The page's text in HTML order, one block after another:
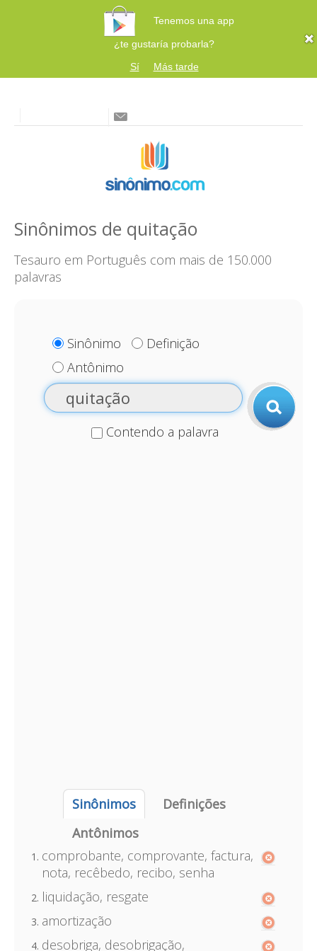
Tenemos una app
¿te gustaría probarla?
Sí
Más tarde
Sinônimos de quitação
Tesauro em Português com mais de 150.000
palavras
Sinônimo
Definição
Antônimo
Contendo a palavra
Sinônimos
Definições
Antônimos
comprobante, comprovante, factura,
nota, recêbedo, recibo, senha
liquidação, resgate
amortização
desobriga, desobrigação,